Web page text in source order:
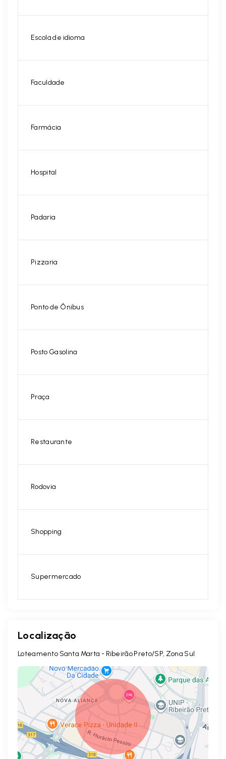
Escola de idioma
Faculdade
Farmácia
Hospital
Padaria
Pizzaria
Ponto de Ônibus
Posto Gasolina
Praça
Restaurante
Rodovia
Shopping
Supermercado
Localização
Loteamento Santa Marta - Ribeirão Preto/SP, Zona Sul